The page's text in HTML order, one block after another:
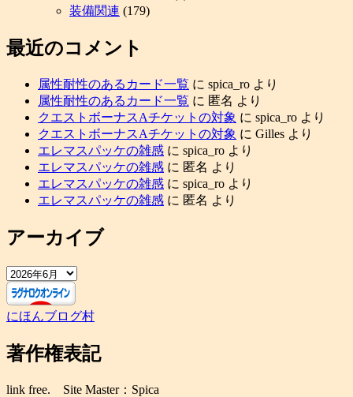
装備関連 (179)
最近のコメント
属性耐性のあるカード一覧 に spica_ro より
属性耐性のあるカード一覧 に 匿名 より
クエストボーナスAチケットの対象 に spica_ro より
クエストボーナスAチケットの対象 に Gilles より
エレマスパッケの雑感 に spica_ro より
エレマスパッケの雑感 に 匿名 より
エレマスパッケの雑感 に spica_ro より
エレマスパッケの雑感 に 匿名 より
アーカイブ
ア
ー
カ
イ
にほんブログ村
著作権表記
link free. Site Master：Spica